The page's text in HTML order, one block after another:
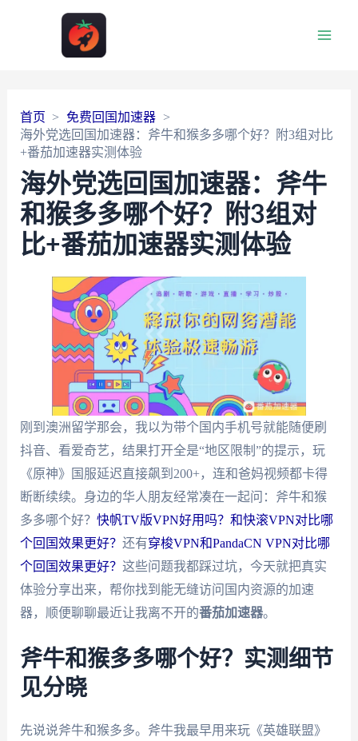
首页
免费回国加速器
海外党选回国加速器：斧牛和猴多多哪个好？附3组对比
+番茄加速器实测体验
海外党选回国加速器：斧牛
和猴多多哪个好？附3组对
比+番茄加速器实测体验
刚到澳洲留学那会，我以为带个国内手机号就能随便刷
抖音、看爱奇艺，结果打开全是“地区限制”的提示，玩
《原神》国服延迟直接飙到200+，连和爸妈视频都卡得
断断续续。身边的华人朋友经常凑在一起问：斧牛和猴
多多哪个好？ 快帆TV版VPN好用吗？和快滚VPN对比哪
个回国效果更好？ 还有穿梭VPN和PandaCN VPN对比哪
个回国效果更好？ 这些问题我都踩过坑，今天就把真实
体验分享出来，帮你找到能无缝访问国内资源的加速
器，顺便聊聊最近让我离不开的番茄加速器。
斧牛和猴多多哪个好？实测细节
见分晓
先说说斧牛和猴多多。斧牛我最早用来玩《英雄联盟》